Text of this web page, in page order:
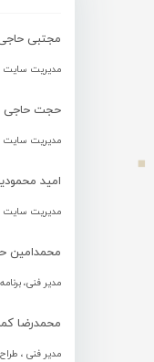
مجتبی حاجی
مدیریت سایت
حجت حاجی
مدیریت سایت
امید
مدیریت سایت
محمدامین
مدیر فنی،
محمدرضا
مدیر فنی ،